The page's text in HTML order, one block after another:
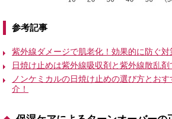
参考記事
紫外線ダメージで肌老化！効果的に防ぐ
日焼け止めは紫外線吸収剤と紫外線散乱剤
ノンケミカルの日焼け止めの選び方とお
介！